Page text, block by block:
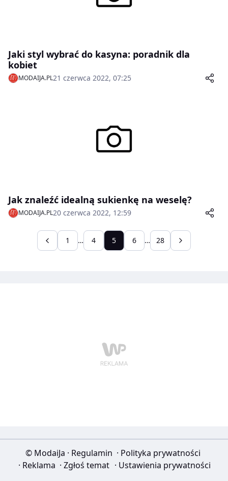
Jaki styl wybrać do kasyna: poradnik dla
kobiet
MODAIJA.PL21 czerwca 2022, 07:25
Jak znaleźć idealną sukienkę na weselę?
MODAIJA.PL20 czerwca 2022, 12:59
1 … 4 5 6 … 28
© ModaiJa · Regulamin · Polityka prywatności
· Reklama · Zgłoś temat · Ustawienia prywatności